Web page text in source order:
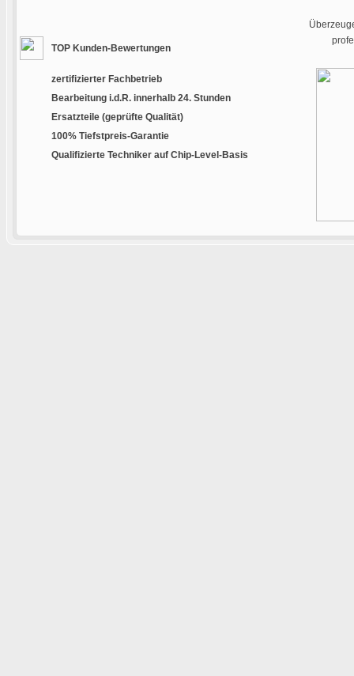
TOP Kunden-Bewertungen
zertifizierter Fachbetrieb
Bearbeitung i.d.R. innerhalb 24. Stunden
Ersatzteile (geprüfte Qualität)
100% Tiefstpreis-Garantie
Qualifizierte Techniker auf Chip-Level-Basis